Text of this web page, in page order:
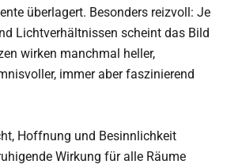
überlagert. Besonders reizvoll: Je
Lichtverhältnissen scheint das Bild
wirken manchmal heller,
immer aber faszinierend
Hoffnung und Besinnlichkeit
Wirkung für alle Räume